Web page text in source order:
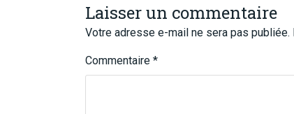
Laisser un commentaire
Votre adresse e-mail ne sera pas publiée.
Commentaire *